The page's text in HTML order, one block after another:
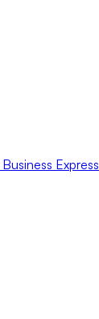
Business Express